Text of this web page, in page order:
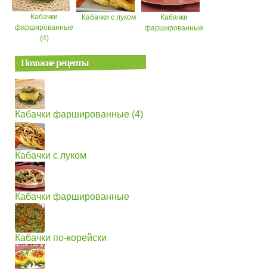
Кабачки
фаршированные
(4)
Кабачки с луком
Кабачки
фаршированные
Похожие рецепты
Кабачки фаршированные (4)
Кабачки с луком
Кабачки фаршированные
Кабачки по-корейски